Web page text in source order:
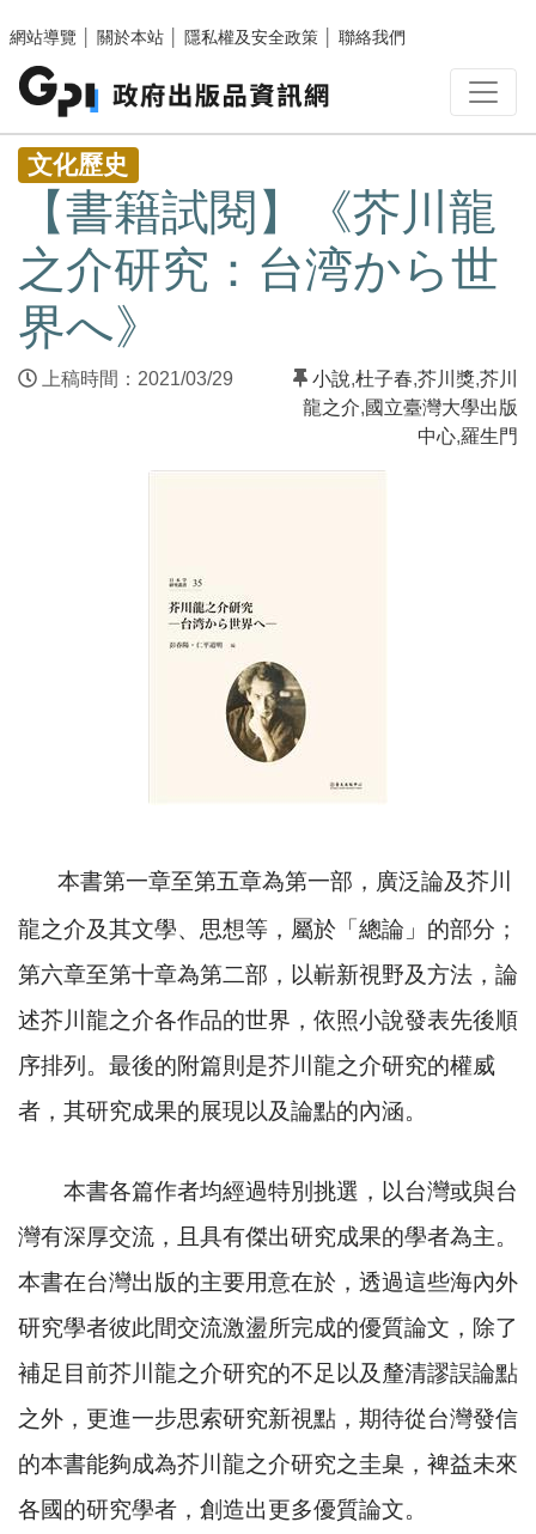
網站導覽
關於本站 隱私權及安全政策 聯絡我們
:::
文化歷史
【書籍試閱】《芥川龍
之介研究：台湾から世
界へ》
上稿時間：2021/03/29 小說,杜子春,芥川獎,芥川
龍之介,國立臺灣大學出版
中心,羅生門
本書第一章至第五章為第一部，廣泛論及芥川
龍之介及其文學、思想等，屬於「總論」的部分；
第六章至第十章為第二部，以嶄新視野及方法，論
述芥川龍之介各作品的世界，依照小說發表先後順
序排列。最後的附篇則是芥川龍之介研究的權威
者，其研究成果的展現以及論點的內涵。
本書各篇作者均經過特別挑選，以台灣或與台
灣有深厚交流，且具有傑出研究成果的學者為主。
本書在台灣出版的主要用意在於，透過這些海內外
研究學者彼此間交流激盪所完成的優質論文，除了
補足目前芥川龍之介研究的不足以及釐清謬誤論點
之外，更進一步思索研究新視點，期待從台灣發信
的本書能夠成為芥川龍之介研究之圭臬，裨益未來
各國的研究學者，創造出更多優質論文。